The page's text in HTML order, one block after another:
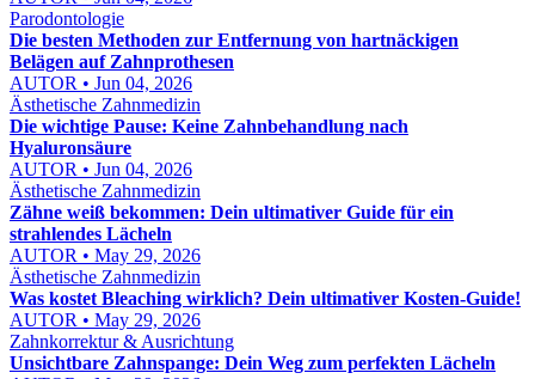
Parodontologie
Die besten Methoden zur Entfernung von hartnäckigen
Belägen auf Zahnprothesen
AUTOR • Jun 04, 2026
Ästhetische Zahnmedizin
Die wichtige Pause: Keine Zahnbehandlung nach
Hyaluronsäure
AUTOR • Jun 04, 2026
Ästhetische Zahnmedizin
Zähne weiß bekommen: Dein ultimativer Guide für ein
strahlendes Lächeln
AUTOR • May 29, 2026
Ästhetische Zahnmedizin
Was kostet Bleaching wirklich? Dein ultimativer Kosten-Guide!
AUTOR • May 29, 2026
Zahnkorrektur & Ausrichtung
Unsichtbare Zahnspange: Dein Weg zum perfekten Lächeln